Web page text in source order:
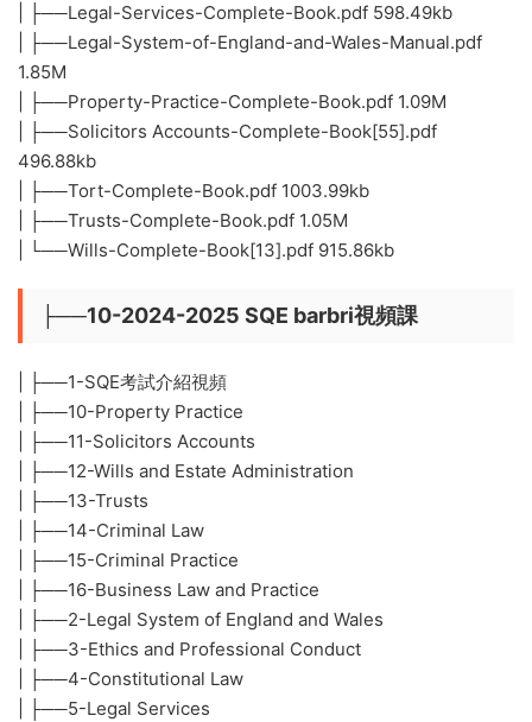
| ├──Legal-Services-Complete-Book.pdf 598.49kb
| ├──Legal-System-of-England-and-Wales-Manual.pdf
1.85M
| ├──Property-Practice-Complete-Book.pdf 1.09M
| ├──Solicitors Accounts-Complete-Book[55].pdf
496.88kb
| ├──Tort-Complete-Book.pdf 1003.99kb
| ├──Trusts-Complete-Book.pdf 1.05M
| └──Wills-Complete-Book[13].pdf 915.86kb
├──10-2024-2025 SQE barbri視頻課
| ├──1-SQE考試介紹視頻
| ├──10-Property Practice
| ├──11-Solicitors Accounts
| ├──12-Wills and Estate Administration
| ├──13-Trusts
| ├──14-Criminal Law
| ├──15-Criminal Practice
| ├──16-Business Law and Practice
| ├──2-Legal System of England and Wales
| ├──3-Ethics and Professional Conduct
| ├──4-Constitutional Law
| ├──5-Legal Services